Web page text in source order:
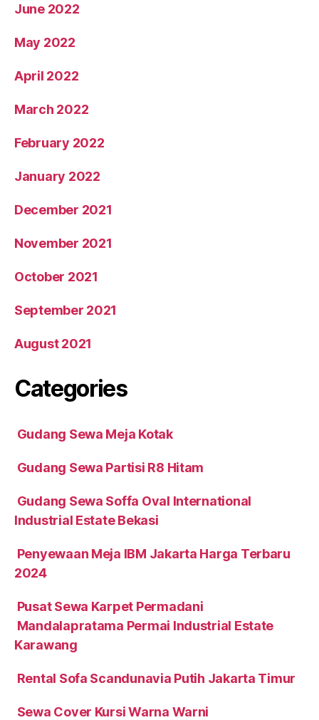
June 2022
May 2022
April 2022
March 2022
February 2022
January 2022
December 2021
November 2021
October 2021
September 2021
August 2021
Categories
Gudang Sewa Meja Kotak
Gudang Sewa Partisi R8 Hitam
Gudang Sewa Soffa Oval International
Industrial Estate Bekasi
Penyewaan Meja IBM Jakarta Harga Terbaru
2024
Pusat Sewa Karpet Permadani
Mandalapratama Permai Industrial Estate
Karawang
Rental Sofa Scandunavia Putih Jakarta Timur
Sewa Cover Kursi Warna Warni